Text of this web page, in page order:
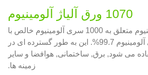
1070 ورق آلیاژ آلومینیوم
1070 آلیاژ آلومینیوم متعلق به 1000 سری آلومینیوم خالص با
محتوای آلومینیوم 99.7%. این به طور گسترده ای در
می شود, برق, ساختمانی, هوافضا و سایر
زمینه ها.